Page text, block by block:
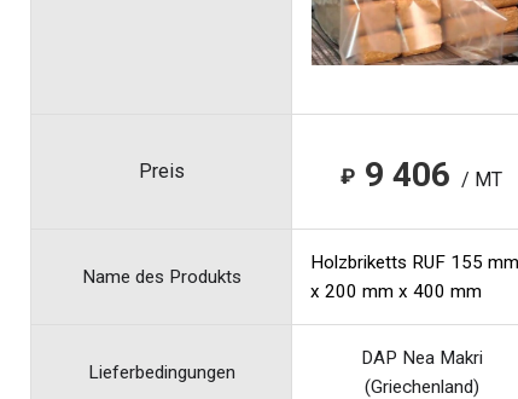
Preis ₽ 9 406 / MT
Name des Produkts
Holzbriketts RUF 155 mm
x 200 mm x 400 mm
Lieferbedingungen
DAP Nea Makri
(Griechenland)